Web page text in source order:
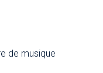
de musique